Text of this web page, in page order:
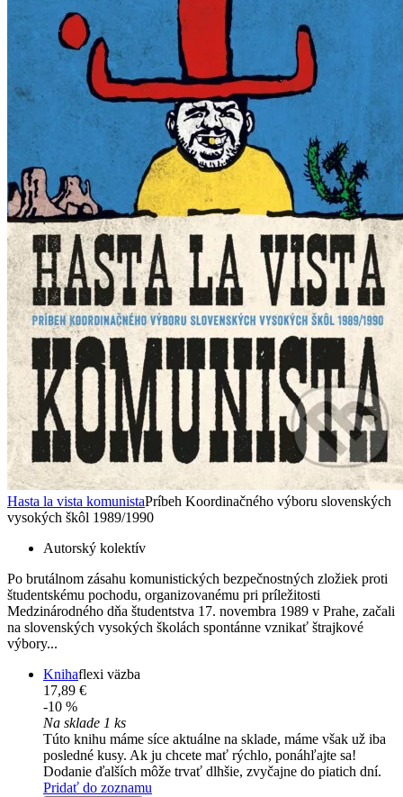
Hasta la vista komunistaPríbeh Koordinačného výboru slovenských
vysokých škôl 1989/1990
Autorský kolektív
Po brutálnom zásahu komunistických bezpečnostných zložiek proti
študentskému pochodu, organizovanému pri príležitosti
Medzinárodného dňa študentstva 17. novembra 1989 v Prahe, začali
na slovenských vysokých školách spontánne vznikať štrajkové
výbory...
Knihaflexi väzba
17,89 €
-10 %
Na sklade 1 ks
Túto knihu máme síce aktuálne na sklade, máme však už iba
posledné kusy. Ak ju chcete mať rýchlo, ponáhľajte sa!
Dodanie ďalších môže trvať dlhšie, zvyčajne do piatich dní.
Pridať do zoznamu